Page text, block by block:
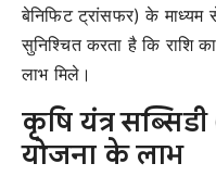
बेनिफिट ट्रांसफर) के माध्यम
सुनिश्चित करता है कि राशि
लाभ मिले।
कृषि यंत्र सब्सिडी
योजना के लाभ